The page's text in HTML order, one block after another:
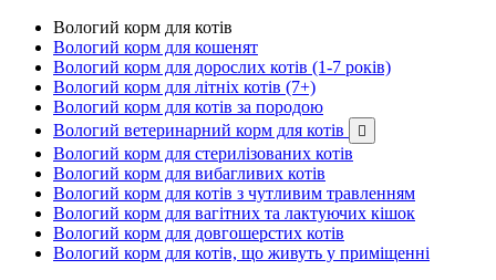
Вологий корм для котів
Вологий корм для кошенят
Вологий корм для дорослих котів (1-7 років)
Вологий корм для літніх котів (7+)
Вологий корм для котів за породою
Вологий ветеринарний корм для котів

Вологий корм для стерилізованих котів
Вологий корм для вибагливих котів
Вологий корм для котів з чутливим травленням
Вологий корм для вагітних та лактуючих кішок
Вологий корм для довгошерстих котів
Вологий корм для котів, що живуть у приміщенні